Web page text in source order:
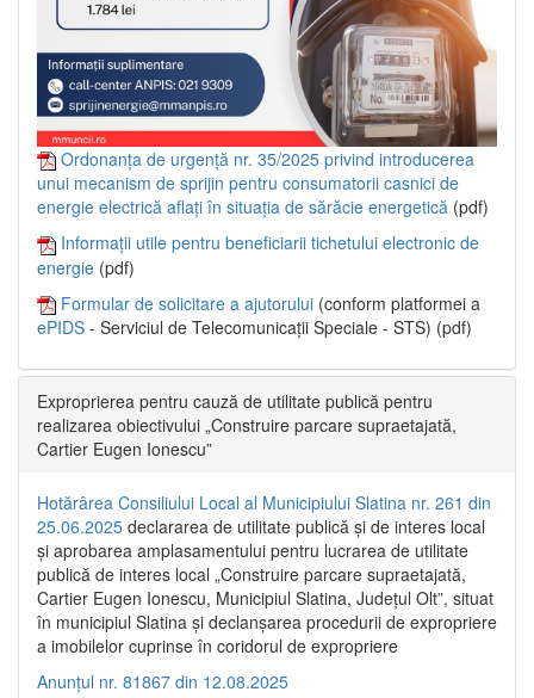
Ordonanța de urgență nr. 35/2025 privind introducerea
unui mecanism de sprijin pentru consumatorii casnici de
energie electrică aflați în situația de sărăcie energetică (pdf)
Informații utile pentru beneficiarii tichetului electronic de
energie (pdf)
Formular de solicitare a ajutorului (conform platformei a
ePIDS - Serviciul de Telecomunicații Speciale - STS) (pdf)
Exproprierea pentru cauză de utilitate publică pentru
realizarea obiectivului „Construire parcare supraetajată,
Cartier Eugen Ionescu”
Hotărârea Consiliului Local al Municipiului Slatina nr. 261 din
25.06.2025 declararea de utilitate publică și de interes local
și aprobarea amplasamentului pentru lucrarea de utilitate
publică de interes local „Construire parcare supraetajată,
Cartier Eugen Ionescu, Municipiul Slatina, Județul Olt”, situat
în municipiul Slatina și declanșarea procedurii de expropriere
a imobilelor cuprinse în coridorul de expropriere
Anunțul nr. 81867 din 12.08.2025